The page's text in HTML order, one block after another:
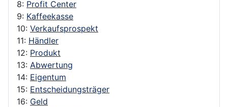
8: Profit Center
9: Kaffeekasse
10: Verkaufsprospekt
11: Händler
12: Produkt
13: Abwertung
14: Eigentum
15: Entscheidungsträger
16: Geld